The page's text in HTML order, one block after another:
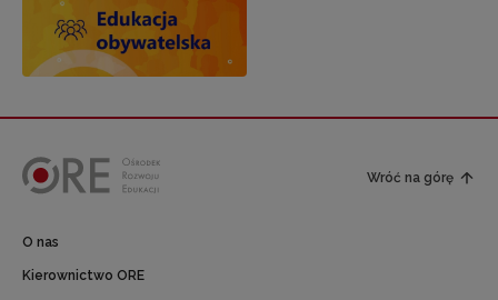
Wróć na górę
O nas
Kierownictwo ORE